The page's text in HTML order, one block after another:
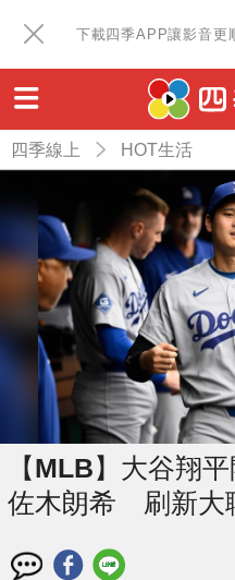
下載四季APP讓影音更
四季線上 HOT生活
【MLB】大谷翔
佐木朗希 刷新大